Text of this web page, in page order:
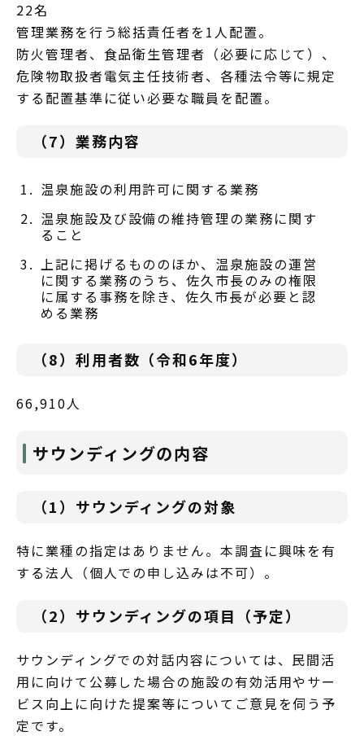
22名
管理業務を行う総括責任者を1人配置。
防火管理者、食品衛生管理者（必要に応じて）、
危険物取扱者電気主任技術者、各種法令等に規定
する配置基準に従い必要な職員を配置。
（7）業務内容
温泉施設の利用許可に関する業務
温泉施設及び設備の維持管理の業務に関す
ること
上記に掲げるもののほか、温泉施設の運営
に関する業務のうち、佐久市長のみの権限
に属する事務を除き、佐久市長が必要と認
める業務
（8）利用者数（令和6年度）
66,910人
サウンディングの内容
（1）サウンディングの対象
特に業種の指定はありません。本調査に興味を有
する法人（個人での申し込みは不可）。
（2）サウンディングの項目（予定）
サウンディングでの対話内容については、民間活
用に向けて公募した場合の施設の有効活用やサー
ビス向上に向けた提案等についてご意見を伺う予
定です。